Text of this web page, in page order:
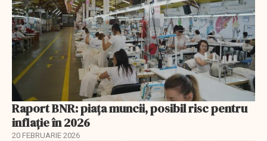
Raport BNR: piața muncii, posibil risc pentru
inflație în 2026
20 FEBRUARIE 2026